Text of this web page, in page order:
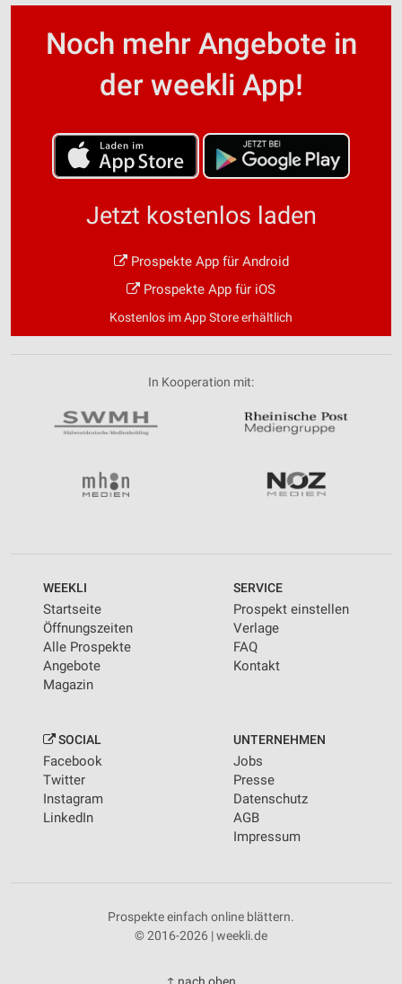
Noch mehr Angebote in
der weekli App!
Jetzt kostenlos laden
Prospekte App für Android
Prospekte App für iOS
Kostenlos im App Store erhältlich
In Kooperation mit:
WEEKLI
Startseite
Öffnungszeiten
Alle Prospekte
Angebote
Magazin
SERVICE
Prospekt einstellen
Verlage
FAQ
Kontakt
SOCIAL
Facebook
Twitter
Instagram
LinkedIn
UNTERNEHMEN
Jobs
Presse
Datenschutz
AGB
Impressum
Prospekte einfach online blättern.
© 2016-2026 | weekli.de